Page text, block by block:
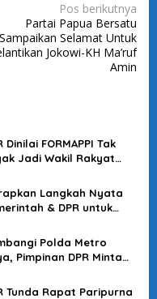
Pos berikutnya
Partai Papua Bersatu
Sampaikan Selamat Untuk
Jokowi-KH Ma’ruf
Amin
Dinilai FORMAPPI Tak
Jadi Wakil Rakyat
Langkah Nyata
& DPR untuk
Adat di 2025
Polda Metro
Pimpinan DPR Minta
yang Ditangkap
Tunda Rapat Paripurna